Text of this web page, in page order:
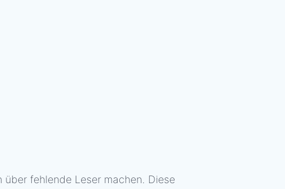
fehlende Leser machen. Diese